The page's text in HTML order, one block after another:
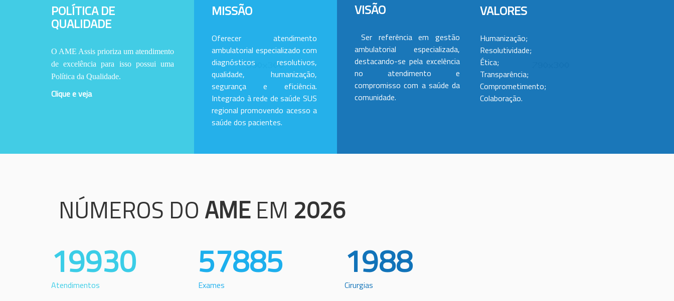
POLÍTICA DE
QUALIDADE
O AME Assis prioriza um atendimento
de excelência para isso possui uma
Política da Qualidade.
Clique e veja
MISSÃO
Oferecer atendimento
ambulatorial especializado com
diagnósticos resolutivos,
qualidade, humanização,
segurança e eficiência.
Integrado à rede de saúde SUS
regional promovendo acesso a
saúde dos pacientes.
VISÃO
Ser referência em gestão
ambulatorial especializada,
destacando-se pela excelência
no atendimento e
compromisso com a saúde da
comunidade.
VALORES
Humanização;
Resolutividade;
Ética;
Transparência;
Comprometimento;
Colaboração.
NÚMEROS DO AME EM 2026
19930
Atendimentos
57885
Exames
1988
Cirurgias